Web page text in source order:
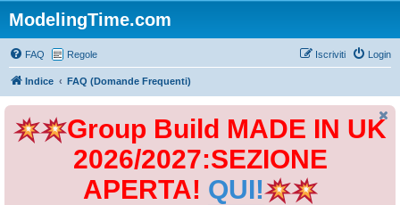
ModelingTime.com
FAQ Regole Login
Iscriviti
Indice FAQ (Domande Frequenti)
Group Build MADE IN UK
2026/2027:SEZIONE
APERTA! QUI!